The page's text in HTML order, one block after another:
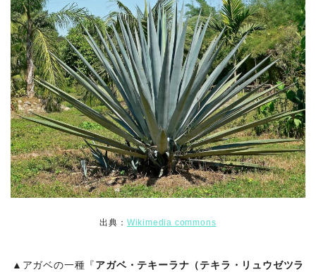
出典： Wikimedia commons
▲アガベの一種『アガベ・テキーラナ（テキラ・リュウゼツラ